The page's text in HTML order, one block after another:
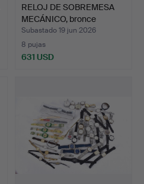
RELOJ DE SOBREMESA
MECÁNICO, bronce
patina…
Subastado 19 jun 2026
8 pujas
631 USD